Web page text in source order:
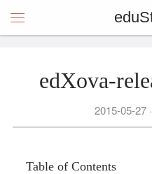
edXova-
2015-05-27
Table of Contents